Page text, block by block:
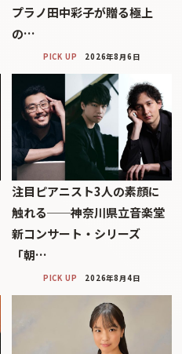
プラノ田中彩子が贈る極上
の…
PICK UP 2026年8月6日
注目ピアニスト3人の素顔に
触れる──神奈川県立音楽堂
新コンサート・シリーズ
「朝…
PICK UP 2026年8月4日